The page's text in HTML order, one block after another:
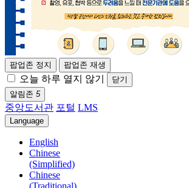
팝업존 정지 팝업존 재생
오늘 하루 열지 않기
닫기
알림존 5
중앙도서관 포털 LMS
Language
English
Chinese
(Simplified)
Chinese
(Traditional)